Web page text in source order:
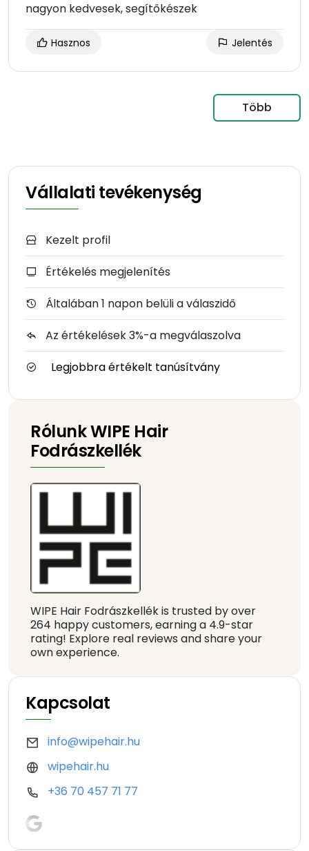
nagyon kedvesek, segítőkészek
Hasznos Jelentés
Több
Vállalati tevékenység
Kezelt profil
Értékelés megjelenítés
Általában 1 napon belüli a válaszidő
Az értékelések 3%-a megválaszolva
Legjobbra értékelt tanúsítvány
Rólunk WIPE Hair
Fodrászkellék
WIPE Hair Fodrászkellék is trusted by over
264 happy customers, earning a 4.9-star
rating! Explore real reviews and share your
own experience.
Kapcsolat
info@wipehair.hu
wipehair.hu
+36 70 457 71 77